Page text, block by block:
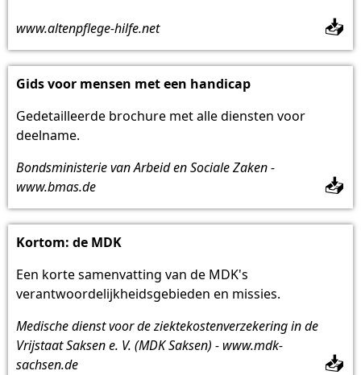
www.altenpflege-hilfe.net 📥
Gids voor mensen met een handicap
Gedetailleerde brochure met alle diensten voor
deelname.
Bondsministerie van Arbeid en Sociale Zaken -
www.bmas.de
📥
Kortom: de MDK
Een korte samenvatting van de MDK's
verantwoordelijkheidsgebieden en missies.
Medische dienst voor de ziektekostenverzekering in de
Vrijstaat Saksen e. V. (MDK Saksen) - www.mdk-
sachsen.de
📥